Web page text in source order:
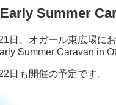
Early Summer
日、オガール東広場に
Summer Caravan in
日も開催の予定です。